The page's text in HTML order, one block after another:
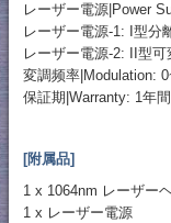
レーザー電源|Power
レーザー電源-1: I型分
レーザー電源-2: II型
変調频率|Modulation:
保証期|Warranty: 1年間
[附属品]
1 x 1064nm レーザー
1 x レーザー電源